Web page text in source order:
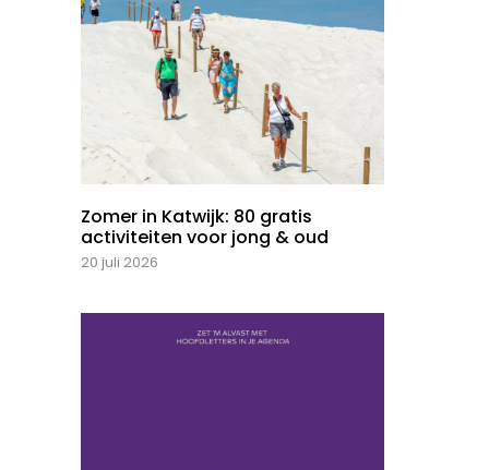
Zomer in Katwijk: 80 gratis
activiteiten voor jong & oud
20 juli 2026